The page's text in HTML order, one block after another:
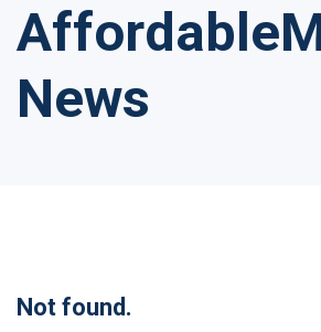
News
Not found.